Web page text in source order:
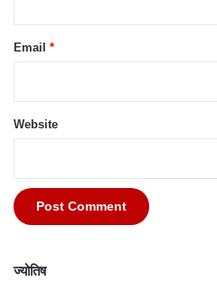
Email *
Website
ज्योतिष